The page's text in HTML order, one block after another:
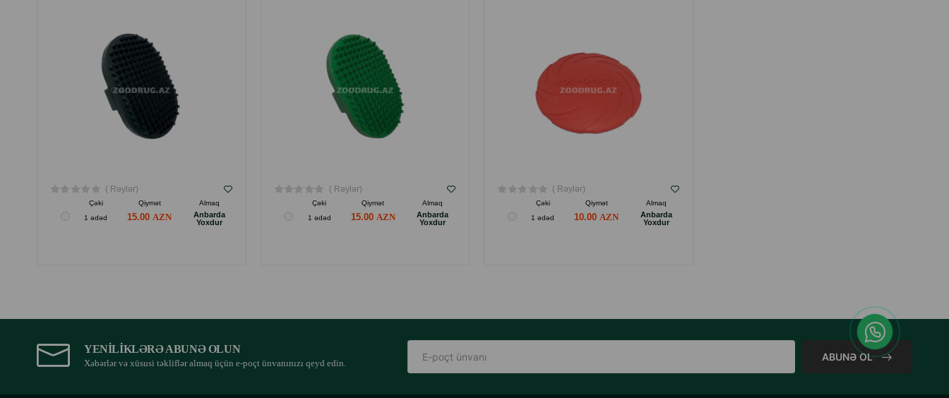
( Rəylər)
Çəki Qiymət
Almaq
1 ədəd
15.00
Anbarda
Yoxdur
( Rəylər)
Çəki Qiymət
Almaq
1 ədəd
15.00
Anbarda
Yoxdur
( Rəylər)
Çəki Qiymət
Almaq
1 ədəd
10.00
Anbarda
Yoxdur
YENILIKLƏRƏ ABUNƏ OLUN
Xəbərlər və xüsusi təkliflər almaq üçün e-poçt ünvanınızı qeyd edin.
ABUNƏ OL